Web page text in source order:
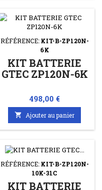
RÉFÉRENCE: KIT-B-ZP120N-
6K
KIT BATTERIE
GTEC ZP120N-6K
Prix
498,00 €
 Ajouter au panier
RÉFÉRENCE: KIT-B-ZP120N-
10K-31C
KIT BATTERIE